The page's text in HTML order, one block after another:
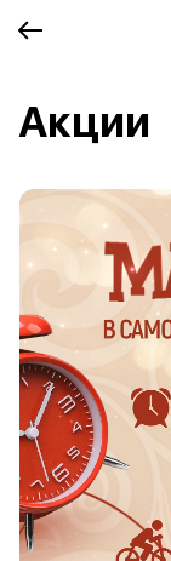
Акции